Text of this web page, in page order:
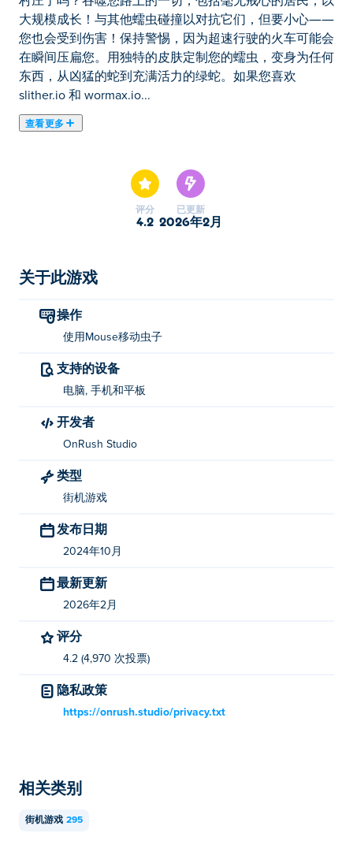
大规模成长！与其他蠕虫碰撞以对抗它们，但要小心——
您也会受到伤害！保持警惕，因为超速行驶的火车可能会
在瞬间压扁您。用独特的皮肤定制您的蠕虫，变身为任何
东西，从凶猛的蛇到充满活力的绿蛇。如果您喜欢
slither.io 和 wormax.io...
查看更多
大规模成长！与其他蠕虫碰撞以对抗它们，但要小心——
您也会受到伤害！保持警惕，因为超速行驶的火车可能会
在瞬间压扁您。用独特的皮肤定制您的蠕虫，变身为任何
心的新转折！爬上排行榜，证明您在狂野西部的统治地
力！
有哪些能力？
磁铁：它可以吸起其半径范围内的所有物体。
如何玩 TexasWorm.io？
鼠标：移动虫子
谁创建了 TexasWorm.io？
TexasWorm.io 由 OnRush Studio 创建。在 Poki (宝玩)：
Venge.io
Arcane Archer，
MagicLand.io！/>
我如何免费玩 TexasWorm.io？
您可以在Poki 上免费玩 TexasWorm.io。
我可以在移动设备和桌面上玩 TexasWorm.io
评分
4.2
已更新
2026年2月
关于此游戏
操作
使用Mouse移动虫子
支持的设备
电脑, 手机和平板
开发者
OnRush Studio
类型
街机游戏
发布日期
2024年10月
最新更新
2026年2月
评分
4.2 (4,970 次投票)
隐私政策
https://onrush.studio/privacy.txt
相关类别
街机游戏 295